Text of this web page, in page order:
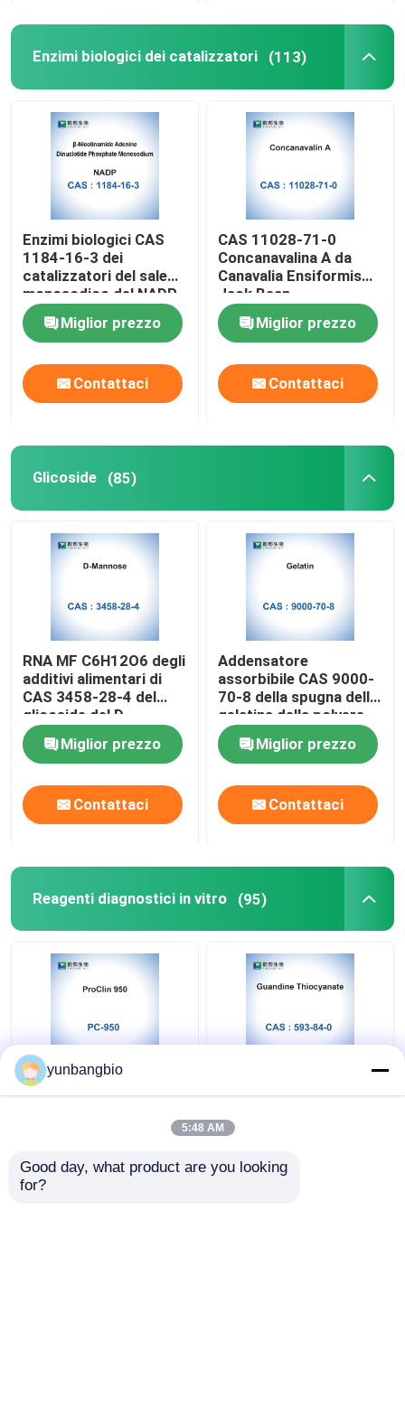
Enzimi biologici dei catalizzatori (113)
Enzimi biologici CAS
1184-16-3 dei
catalizzatori del sale
monosodico del NADP
Miglior prezzo
Contattaci
CAS 11028-71-0
Concanavalina A da
Canavalia Ensiformis
Jack Bean
Miglior prezzo
Contattaci
Glicoside (85)
RNA MF C6H12O6 degli
additivi alimentari di
CAS 3458-28-4 del
glicoside del D-
mannosio
Miglior prezzo
Contattaci
Addensatore
assorbibile CAS 9000-
70-8 della spugna della
gelatina della polvere
della gelatina di
TeleosteanMiglior prezzo
Contattaci
Reagenti diagnostici in vitro (95)
ProClin 950 PC-950
MIT Reagenti
Nessuno Stabilizzatore
Miglior prezzo
CAS 593-84-0 IVD
Reagenti Grado
molecolare
Miglior prezzo
yunbangbio
5:48 AM
Good day, what product are you looking
for?